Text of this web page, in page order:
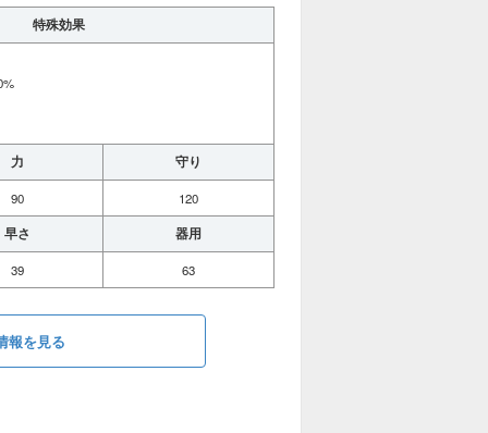
特殊効果
力 守り
90 120
早さ 器用
39 63
報を見る